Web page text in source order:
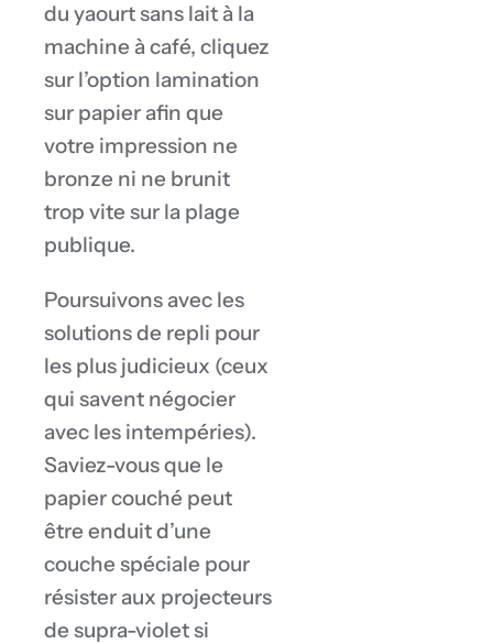
du yaourt sans lait à la
machine à café, cliquez
sur l’option lamination
sur papier afin que
votre impression ne
bronze ni ne brunit
trop vite sur la plage
publique.
Poursuivons avec les
solutions de repli pour
les plus judicieux (ceux
qui savent négocier
avec les intempéries).
Saviez-vous que le
papier couché peut
être enduit d’une
couche spéciale pour
résister aux projecteurs
de supra-violet si